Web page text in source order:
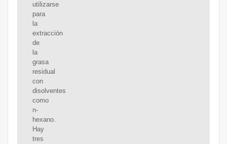
utilizarse
para
la
extracción
de
la
grasa
residual
con
disolventes
como
n-
hexano.
Hay
tres